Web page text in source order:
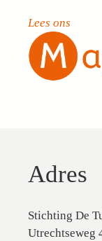
Lees ons
Adres
Stichting De
Utrechtseweg